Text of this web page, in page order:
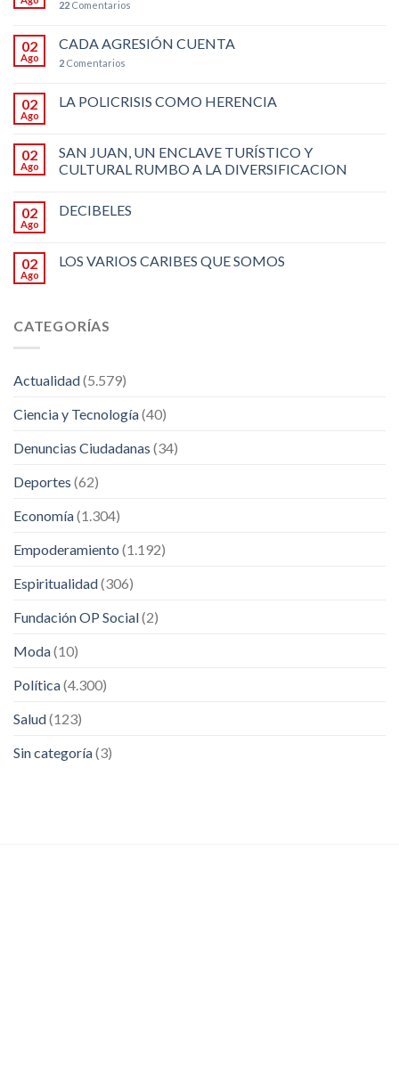
22 Comentarios
02
Ago
CADA AGRESIÓN CUENTA
2 Comentarios
02
Ago
LA POLICRISIS COMO HERENCIA
02
Ago
SAN JUAN, UN ENCLAVE TURÍSTICO Y
CULTURAL RUMBO A LA DIVERSIFICACION
02
Ago
DECIBELES
02
Ago
LOS VARIOS CARIBES QUE SOMOS
CATEGORÍAS
Actualidad(5.579)
Ciencia y Tecnología(40)
Denuncias Ciudadanas (34)
Deportes (62)
Economía(1.304)
Empoderamiento (1.192)
Espiritualidad(306)
Fundación OP Social(2)
Moda(10)
Política(4.300)
Salud(123)
Sin categoría(3)